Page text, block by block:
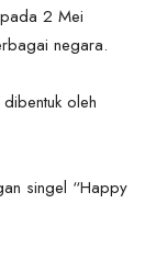
2 Mei
negara.
oleh
singel “Happy